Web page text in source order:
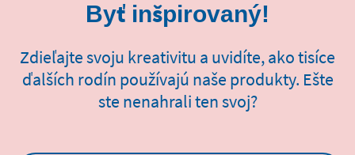
Byť inšpirovaný!
Zdieľajte svoju kreativitu a uvidíte, ako tisíce
ďalších rodín používajú naše produkty. Ešte
ste nenahrali ten svoj?